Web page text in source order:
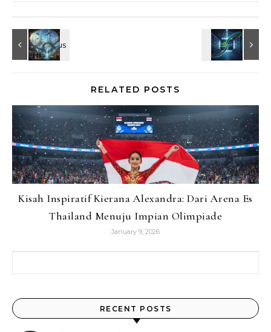
RELATED POSTS
Kisah Inspiratif Kierana Alexandra: Dari Arena Es
Thailand Menuju Impian Olimpiade
January 9, 2026
RECENT POSTS